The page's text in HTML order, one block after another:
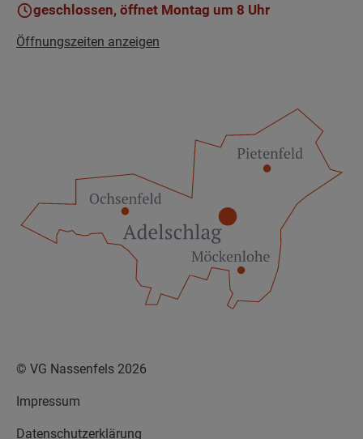
geschlossen, öffnet Montag um 8 Uhr
Öffnungszeiten anzeigen
© VG Nassenfels 2026
Impressum
Datenschutzerklärung